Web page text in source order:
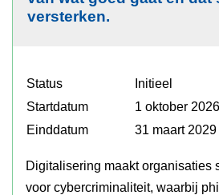
versterken.
Status
Initieel
Startdatum
1 oktober 2026
Einddatum
31 maart 2029
Digitalisering maakt organisaties
voor cybercriminaliteit, waarbij